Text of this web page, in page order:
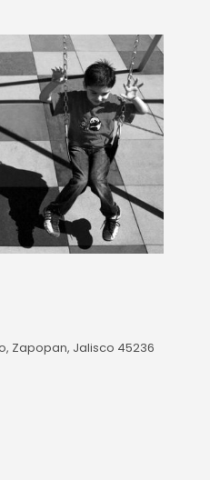
Zapopan, Jalisco 45236